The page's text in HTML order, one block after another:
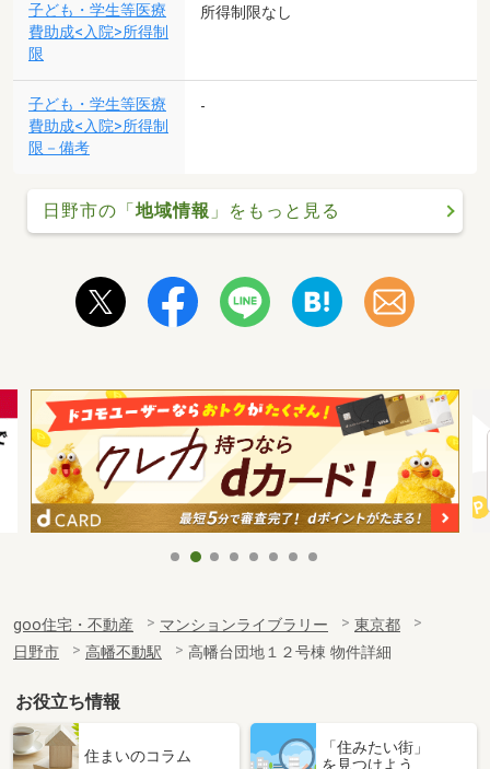
子ども・学生等医療
費助成<入院>所得制
限
所得制限なし
子ども・学生等医療
費助成<入院>所得制
限－備考
-
日野市の「地域情報 」をもっと見る
goo住宅・不動産 マンションライブラリー
東京都
日野市
高幡不動駅 高幡台団地１２号棟 物件詳細
お役立ち情報
住まいのコラム
「住みたい街」
を見つけよう